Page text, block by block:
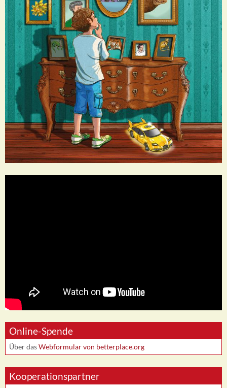
Online-Spende
Über dasWebformular von betterplace.org
Kooperationspartner